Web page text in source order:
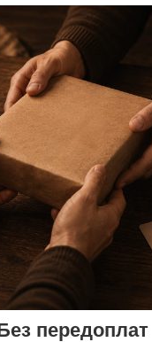
передоплат